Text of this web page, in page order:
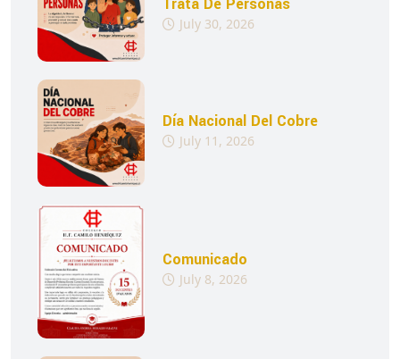
Trata De Personas
July 30, 2026
Día Nacional Del Cobre
July 11, 2026
Comunicado
July 8, 2026